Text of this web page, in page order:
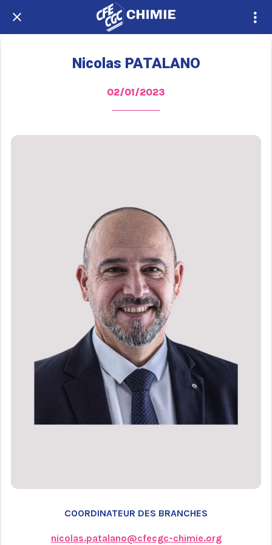
Nicolas PATALANO
02/01/2023
COORDINATEUR DES BRANCHES
nicolas.patalano@cfecgc-chimie.org